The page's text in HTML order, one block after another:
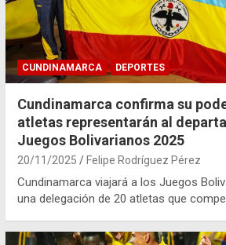
CUNDINAMARCA DEPORTES
Cundinamarca confirma su
atletas representarán al
Juegos Bolivarianos 2025
20/11/2025 Felipe Rodríguez Pérez
Cundinamarca viajará a los Juegos
una delegación de 20 atletas que